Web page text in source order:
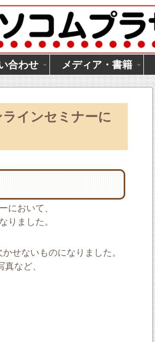
合わせ メディア・書籍
インセミナーに
において、
りました。
せないものになりました。
など、